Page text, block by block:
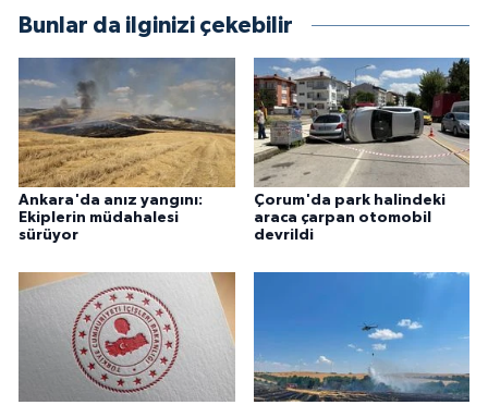
Bunlar da ilginizi çekebilir
Ankara'da anız yangını:
Ekiplerin müdahalesi
sürüyor
Çorum'da park halindeki
araca çarpan otomobil
devrildi